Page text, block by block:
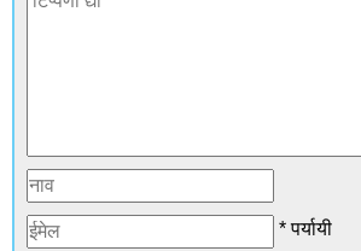
* पर्यायी